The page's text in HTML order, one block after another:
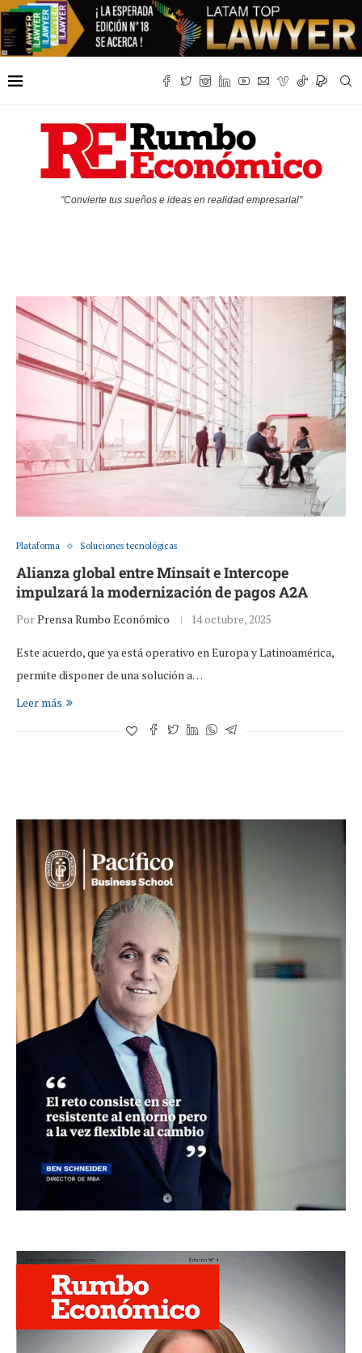
"Convierte tus sueños e ideas en realidad empresarial"
Plataforma Soluciones tecnológicas
Alianza global entre Minsait e Intercope
impulzará la modernización de pagos A2A
PorPrensa Rumbo Económico 14 octubre, 2025
Este acuerdo, que ya está operativo en Europa y Latinoamérica,
permite disponer de una solución a…
Leer más